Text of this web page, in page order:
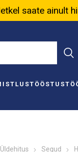
saate ainult
TÖÖSTUS
Üldehitus Segud